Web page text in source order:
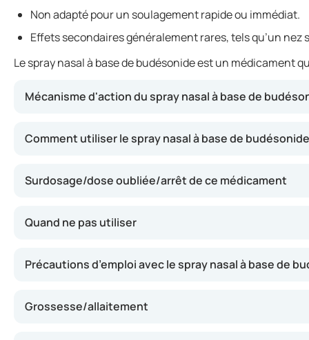
Non adapté pour un soulagement rapide ou immédiat.
Effets secondaires généralement rares, tels qu’un nez
Le spray nasal à base de budésonide est un médicament
Mécanisme d'action du spray nasal à base de
Ce spray contient du budésonide, une substance
Comment utiliser le spray nasal à base de
Surdosage/dose oubliée/arrêt de ce médicament
Quand ne pas utiliser
Précautions d’emploi avec le spray nasal à base de
Grossesse/allaitement